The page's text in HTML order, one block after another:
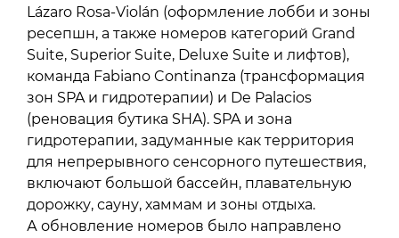
Lázaro Rosa-Violán (оформление лобби и зоны
ресепшн, а также номеров категорий Grand
Suite, Superior Suite, Deluxe Suite и лифтов),
команда Fabiano Continanza (трансформация
зон SPA и гидротерапии) и De Palacios
(реновация бутика SHA). SPA и зона
гидротерапии, задуманные как территория
для непрерывного сенсорного путешествия,
включают большой бассейн, плавательную
дорожку, сауну, хаммам и зоны отдыха.
А обновление номеров было направлено